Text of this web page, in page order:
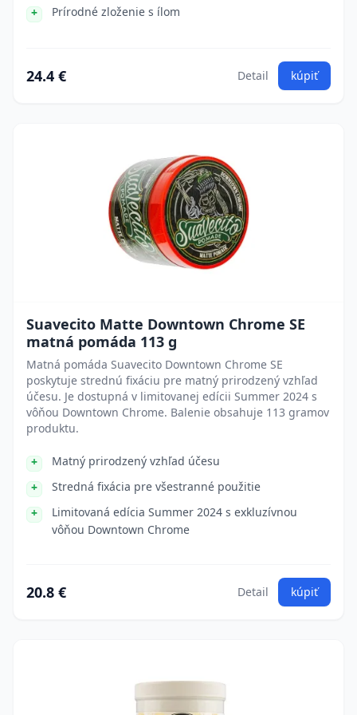
Prírodné zloženie s ílom
24.4 € Detail kúpiť
Suavecito Matte Downtown Chrome SE
matná pomáda 113 g
Matná pomáda Suavecito Downtown Chrome SE
poskytuje strednú fixáciu pre matný prirodzený vzhľad
účesu. Je dostupná v limitovanej edícii Summer 2024 s
vôňou Downtown Chrome. Balenie obsahuje 113 gramov
produktu.
Matný prirodzený vzhľad účesu
Stredná fixácia pre všestranné použitie
Limitovaná edícia Summer 2024 s exkluzívnou
vôňou Downtown Chrome
20.8 € Detail kúpiť